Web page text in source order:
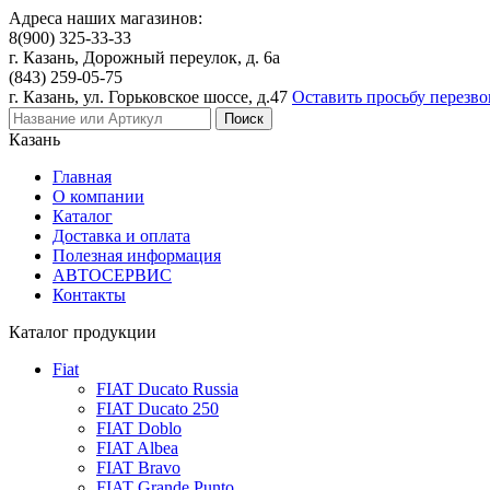
Адреса наших магазинов:
8(900) 325-33-33
г. Казань, Дорожный переулок, д. 6а
(843) 259-05-75
г. Казань, ул. Горьковское шоссе, д.47 Оставить просьбу
Казань
Главная
О компании
Каталог
Доставка и оплата
Полезная информация
АВТОСЕРВИС
Контакты
Каталог продукции
Fiat
FIAT Ducato Russia
FIAT Ducato 250
FIAT Doblo
FIAT Albea
FIAT Bravo